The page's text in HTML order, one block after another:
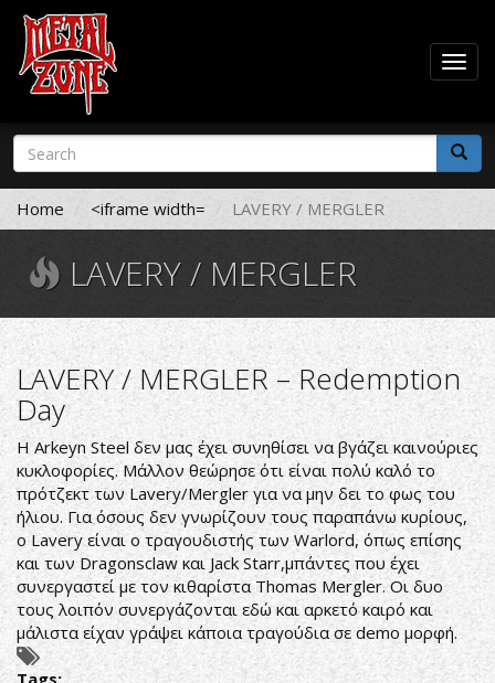
Skip
main
content
Search
form
Search
Home <iframe width= LAVERY / MERGLER
LAVERY / MERGLER
LAVERY / MERGLER – Redemption
Day
Η Arkeyn Steel δεν μας έχει συνηθίσει να βγάζει καινούριες
κυκλοφορίες. Μάλλον θεώρησε ότι είναι πολύ καλό το
πρότζεκτ των Lavery/Mergler για να μην δει το φως του
ήλιου. Για όσους δεν γνωρίζουν τους παραπάνω κυρίους,
ο Lavery είναι ο τραγουδιστής των Warlord, όπως επίσης
και των Dragonsclaw και Jack Starr,μπάντες που έχει
συνεργαστεί με τον κιθαρίστα Thomas Mergler. Οι δυο
τους λοιπόν συνεργάζονται εδώ και αρκετό καιρό και
μάλιστα είχαν γράψει κάποια τραγούδια σε demo μορφή.
Tags: